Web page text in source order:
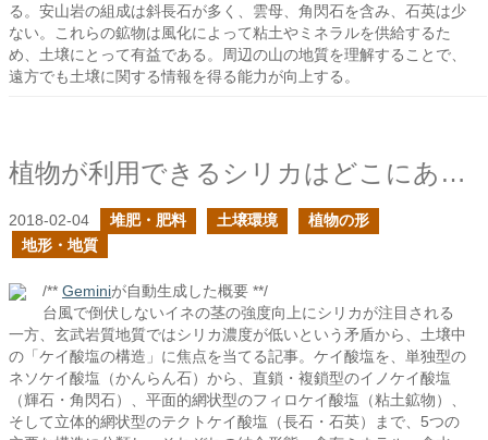
る。安山岩の組成は斜長石が多く、雲母、角閃石を含み、石英は少
ない。これらの鉱物は風化によって粘土やミネラルを供給するた
め、土壌にとって有益である。周辺の山の地質を理解することで、
遠方でも土壌に関する情報を得る能力が向上する。
植物が利用できるシリカはどこにある？
2018-02-04 堆肥・肥料 土壌環境
植物の形
地形・地質
/** Geminiが自動生成した概要 **/
台風で倒伏しないイネの茎の強度向上にシリカが注目される
一方、玄武岩質地質ではシリカ濃度が低いという矛盾から、土壌中
の「ケイ酸塩の構造」に焦点を当てる記事。ケイ酸塩を、単独型の
ネソケイ酸塩（かんらん石）から、直鎖・複鎖型のイノケイ酸塩
（輝石・角閃石）、平面的網状型のフィロケイ酸塩（粘土鉱物）、
そして立体的網状型のテクトケイ酸塩（長石・石英）まで、5つの